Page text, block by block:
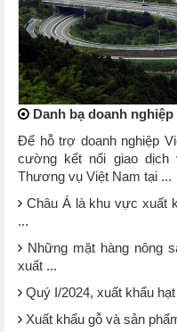
Danh bạ doanh
Để hỗ trợ doanh nghiệp
cường kết nối giao dịch
Thương vụ Việt Nam tại ...
Châu Á là khu vực xuất
...
Những mặt hàng nông
xuất ...
Quý I/2024, xuất khẩu
Xuất khẩu gỗ và sản